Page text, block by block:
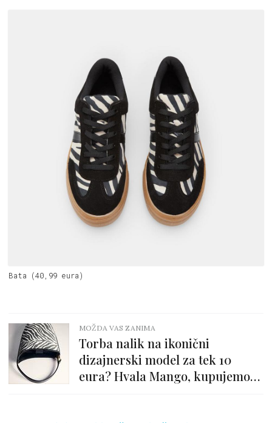
Bata (40,99 eura)
MOŽDA VAS ZANIMA
Torba nalik na ikonični
dizajnerski model za tek 10
eura? Hvala Mango, kupujemo